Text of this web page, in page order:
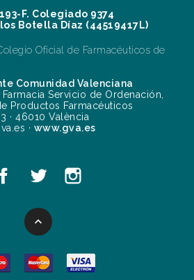
F. Colegiado 9374
Botella Díaz (44519417L)
Oficial de Farmacéuticos de
Comunidad Valenciana
Servicio de Ordenación,
Productos Farmacéuticos
· 46010 València
· www.gva.es
